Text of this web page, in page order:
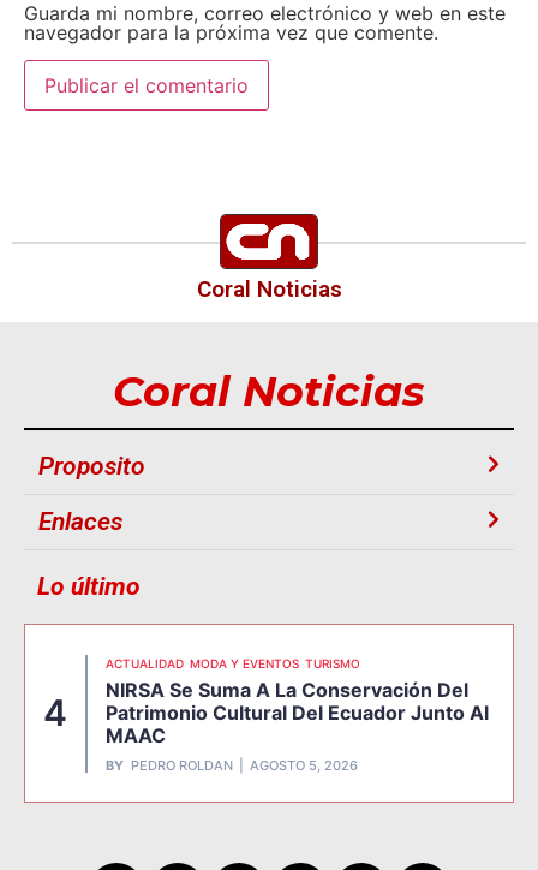
Guarda mi nombre, correo electrónico y web en este
navegador para la próxima vez que comente.
Coral Noticias
Coral Noticias
Proposito
Enlaces
Lo último
4
ACTUALIDAD MODA Y EVENTOS TURISMO
NIRSA Se Suma A La Conservación Del
Patrimonio Cultural Del Ecuador Junto Al
MAAC
BY PEDRO ROLDAN AGOSTO 5, 2026